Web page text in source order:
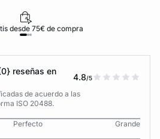
desde 75€ de compra
reseñas en
4.8/5
de acuerdo a las
ISO 20488.
Perfecto
Grande